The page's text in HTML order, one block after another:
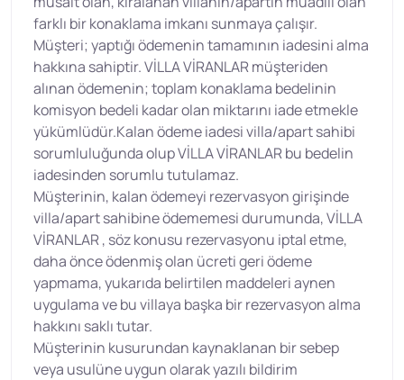
farklı bir konaklama imkanı sunmaya çalışır.
Müşteri; yaptığı ödemenin tamamının iadesini alma
hakkına sahiptir. VİLLA VİRANLAR müşteriden
alınan ödemenin; toplam konaklama bedelinin
komisyon bedeli kadar olan miktarını iade etmekle
yükümlüdür.Kalan ödeme iadesi villa/apart sahibi
sorumluluğunda olup VİLLA VİRANLAR bu bedelin
iadesinden sorumlu tutulamaz.
Müşterinin, kalan ödemeyi rezervasyon girişinde
villa/apart sahibine ödememesi durumunda, VİLLA
VİRANLAR , söz konusu rezervasyonu iptal etme,
daha önce ödenmiş olan ücreti geri ödeme
yapmama, yukarıda belirtilen maddeleri aynen
uygulama ve bu villaya başka bir rezervasyon alma
hakkını saklı tutar.
Müşterinin kusurundan kaynaklanan bir sebep
veya usulüne uygun olarak yazılı bildirim